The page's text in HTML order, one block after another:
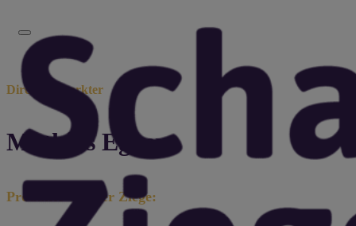
Direktvermarkter
Mathias Egger
Produkte von der Ziege: